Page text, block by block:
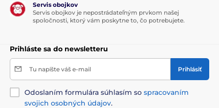
Servis obojkov
Servis obojkov je nepostrádateľným prvkom našej
spoločnosti, ktorý vám poskytne to, čo potrebujete.
Prihláste sa do newsletteru
Tu napíšte váš e-mail Prihlásiť
Odoslaním formulára súhlasím so spracovaním
svojich osobných údajov.